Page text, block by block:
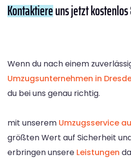
Kontaktiereuns jetzt
Wenn du nach einem
Umzugsunternehmen in
du bei uns genau richtig.
mit unserem Umzugsservice
größten Wert auf Sicherheit
erbringen unsere Leistungen